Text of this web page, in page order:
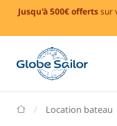
Jusqu'à 500€ offertssur
GlobeSailor
Location bateau